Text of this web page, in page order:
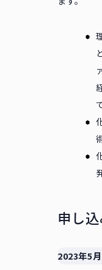
申し
2023年5月